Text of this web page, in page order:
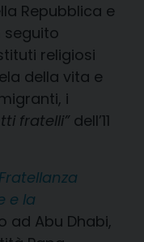
Repubblica e
seguito
religiosi
della vita e
i
fratelli” dell’11
e la
ad Abu Dhabi,